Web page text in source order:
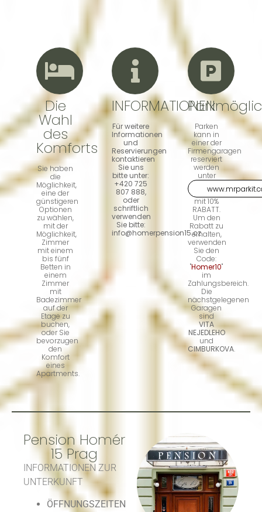
Die
Wahl
des
Komforts
Sie haben
die
Möglichkeit,
eine der
günstigeren
Optionen
zu wählen,
mit der
Möglichkeit,
Zimmer
mit einem
bis fünf
Betten in
einem
Zimmer
mit
Badezimmer
auf der
Etage zu
buchen,
oder Sie
bevorzugen
den
Komfort
eines
Apartments.
INFORMATIONEN
Für weitere
Informationen
und
Reservierungen
kontaktieren
Sie uns
bitte unter:
+420 725
807 888,
oder
schriftlich
verwenden
Sie bitte:
info@homerpension15.cz
Parken
kann in
einer der
Firmengaragen
reserviert
werden
unter
mit 10%
RABATT.
Um den
Rabatt zu
erhalten,
verwenden
Sie den
Code:
"Homer10"
im
Zahlungsbereich.
Die
nächstgelegenen
Garagen
sind
VITA
NEJEDLEHO
und
CIMBURKOVA.
Pension Homér
15 Prag
INFORMATIONEN ZUR
UNTERKUNFT
ÖFFNUNGSZEITEN